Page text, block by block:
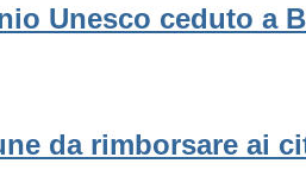
Unesco ceduto a
da rimborsare ai